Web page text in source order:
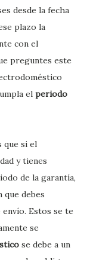
desde la fecha
plazo la
con el
preguntes este
el periodo
que si el
y tienes
de la garantía,
debes
Estos se te
se
se debe a un